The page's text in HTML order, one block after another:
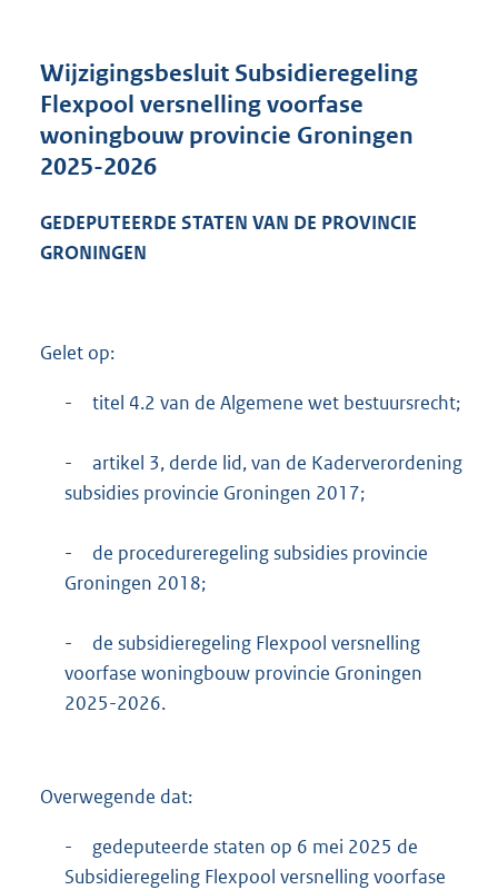
r
o
t
6
Wijzigingsbesluit Subsidieregeling
Flexpool versnelling voorfase
woningbouw provincie Groningen
2025-2026
GEDEPUTEERDE STATEN VAN DE PROVINCIE
GRONINGEN
Gelet op:
- titel 4.2 van de Algemene wet bestuursrecht;
-
artikel 3, derde lid, van de Kaderverordening
subsidies provincie Groningen 2017;
-
de procedureregeling subsidies provincie
Groningen 2018;
-
de subsidieregeling Flexpool versnelling
voorfase woningbouw provincie Groningen
2025-2026.
Overwegende dat:
-
gedeputeerde staten op 6 mei 2025 de
Subsidieregeling Flexpool versnelling voorfase